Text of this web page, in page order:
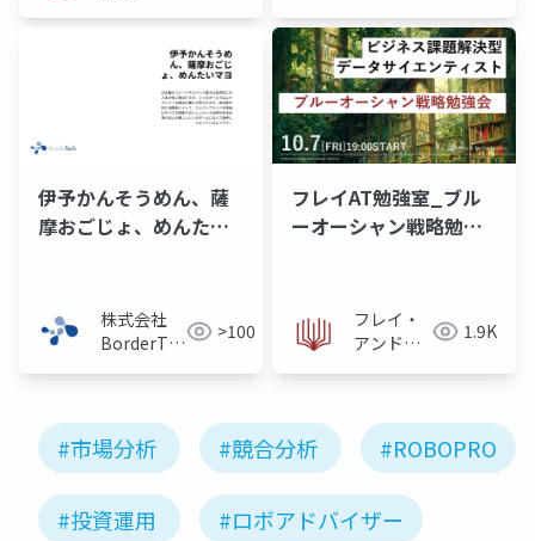
伊予かんそうめん、薩
摩おごじょ、めんたい
株式会社
BorderTech（ボ>100
フレイAT勉強室_ブル
ーオーシャン戦略勉強
フレイ・
アンド・
1.9K
#市場分析 #競合分析 #ROBOPRO
#投資運用 #ロボアドバイザー